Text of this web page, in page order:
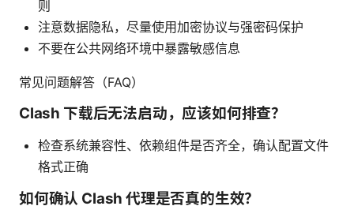
则
注意数据隐私，尽量使用加密协议与强密码保护
不要在公共网络环境中暴露敏感信息
常见问题解答（FAQ）
Clash 下载后无法启动，应该如何排查？
检查系统兼容性、依赖组件是否齐全，确认配置文件
格式正确
如何确认 Clash 代理是否真的生效？